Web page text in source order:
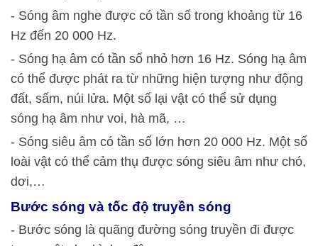
- Sóng âm nghe được có tần số trong khoảng từ 16
Hz đến 20 000 Hz.
- Sóng hạ âm có tần số nhỏ hơn 16 Hz. Sóng hạ âm
có thể được phát ra từ những hiện tượng như động
đất, sấm, núi lửa. Một số lại vật có thể sử dụng
sóng hạ âm như voi, hà mã, …
- Sóng siêu âm có tần số lớn hơn 20 000 Hz. Một số
loài vật có thể cảm thụ được sóng siêu âm như chó,
dơi,…
Bước sóng và tốc độ truyền sóng
- Bước sóng là quãng đường sóng truyền đi được